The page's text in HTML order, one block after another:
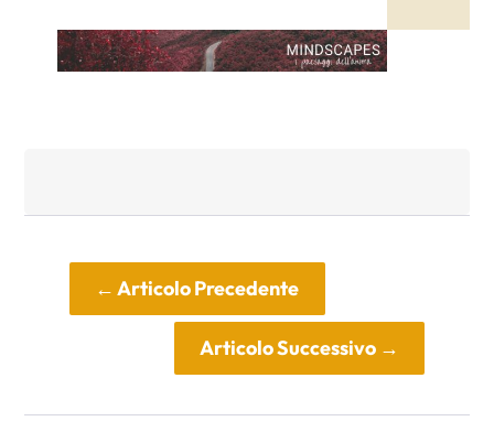
←Articolo Precedente
Articolo Successivo→